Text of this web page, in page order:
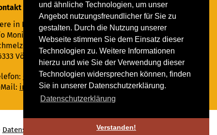
und ähnliche Technologien, um unser
Angebot nutzungsfreundlicher für Sie zu
gestalten. Durch die Nutzung unserer
Webseite stimmen Sie dem Einsatz dieser
Technologien zu. Weitere Informationen
hierzu und wie Sie der Verwendung dieser
Technologien widersprechen können, finden
Sie in unserer Datenschutzerklärung.
Datenschutzerklärung
Verstanden!
in Not Saar e.V.
Monika Ewen
Straße 22
Völklingen
06898 294862
info@tiere-in-not-saar.de
Datenschutz